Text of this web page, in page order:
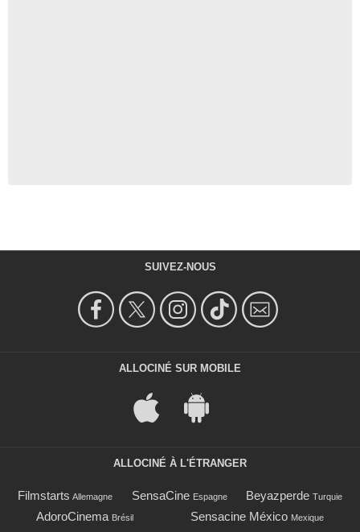
SUIVEZ-NOUS
ALLOCINÉ SUR MOBILE
ALLOCINÉ À L'ÉTRANGER
Filmstarts Allemagne SensaCine Espagne Beyazperde Turquie
AdoroCinema Brésil Sensacine México Mexique